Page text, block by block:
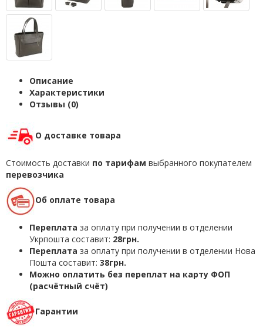
Описание
Характеристики
Отзывы (0)
О доставке товара
Стоимость доставки по тарифам выбранного покупателем
перевозчика
Об оплате товара
Переплата за оплату при получении в отделении
Укрпошта составит: 28грн.
Переплата за оплату при получении в отделении Нова
Пошта составит: 38грн.
Можно оплатить без переплат на карту ФОП
(расчётный счёт)
Гарантии